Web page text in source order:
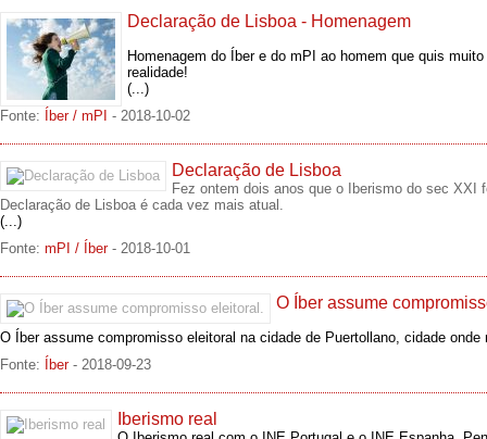
Declaração de Lisboa - Homenagem
Homenagem do Íber e do mPI ao homem que quis
realidade!
(...)
Fonte: Íber / mPI - 2018-10-02
Declaração de Lisboa
Fez ontem dois anos que o Iberismo do sec XXI
Declaração de Lisboa é cada vez mais atual.
(...)
Fonte: mPI / Íber - 2018-10-01
O Íber assume
O Íber assume compromisso eleitoral na cidade de Puertollano, cidade
Fonte: Íber - 2018-09-23
Iberismo real